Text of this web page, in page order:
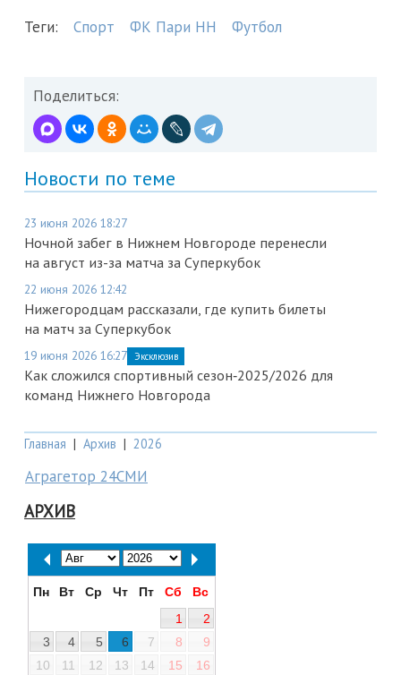
Теги: Спорт ФК Пари НН Футбол
Поделиться:
Новости по теме
23 июня 2026 18:27
Ночной забег в Нижнем Новгороде перенесли
на август из-за матча за Суперкубок
22 июня 2026 12:42
Нижегородцам рассказали, где купить билеты
на матч за Суперкубок
19 июня 2026 16:27 Эксклюзив
Как сложился спортивный сезон‑2025/2026 для
команд Нижнего Новгорода
Главная | Архив | 2026
Аграгетор 24СМИ
АРХИВ
Пн Вт Ср Чт Пт Сб
Вс
1
2
3
4 5 6 7 8
9
10
11 12 13 14 15
16